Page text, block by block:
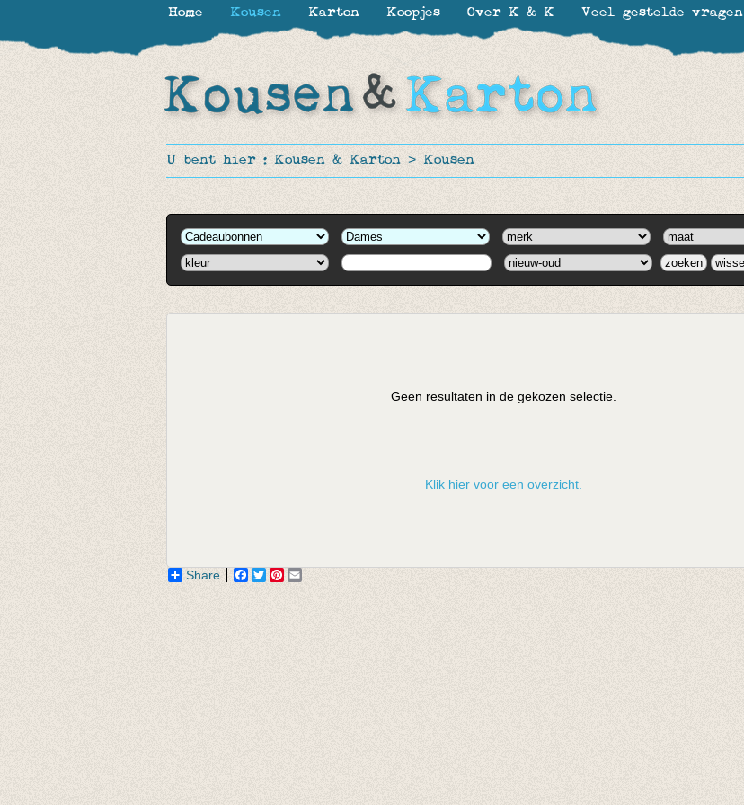
U bent hier : Kousen & Karton > Kousen
Geen resultaten in de gekozen selectie.
Klik hier voor een overzicht.
Share Facebook
TwitterPinterest
Home Kousen Karton Koopjes Over K & K Veel gestelde vragen